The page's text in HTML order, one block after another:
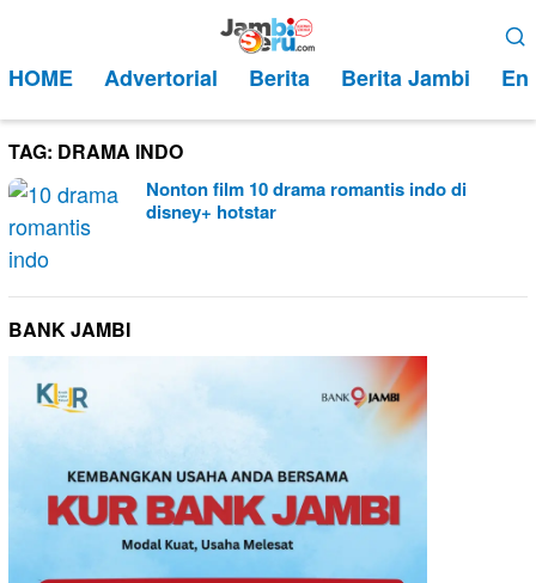
kontenMobile
HOME Advertorial Berita Berita Jambi
TAG: DRAMA INDO
Nonton film 10 drama romantis indo di
disney+ hotstar
BANK JAMBI